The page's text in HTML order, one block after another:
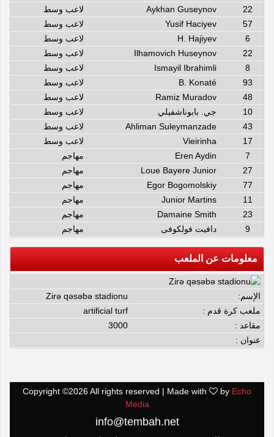
22
Aykhan Guseynov
لاعب وسط
57
Yusif Haciyev
لاعب وسط
6
H. Hajiyev
لاعب وسط
22
Ilhamovich Huseynov
لاعب وسط
8
Ismayil Ibrahimli
لاعب وسط
93
B. Konaté
لاعب وسط
48
Ramiz Muradov
لاعب وسط
10
جي. بابوناشفيلي
لاعب وسط
43
Ahliman Suleymanzade
لاعب وسط
17
Vieirinha
لاعب وسط
7
Eren Aydin
مهاجم
27
Loue Bayere Junior
مهاجم
77
Egor Bogomolskiy
مهاجم
11
Junior Martins
مهاجم
23
Damaine Smith
مهاجم
9
دافيت فولكوفى مهاجم
معلومات عن الملعب
الإسم:
Zirə qəsəbə stadionu
ملعب كرة قدم :
artificial turf
مقاعد :
3000
عنوان :
Copyright ©2026 All rights reserved | Made with by Echo
Media
info@tembah.net